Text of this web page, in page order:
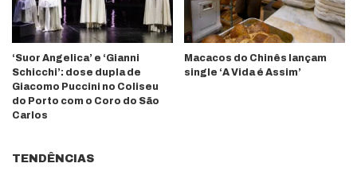
‘Suor Angelica’ e ‘Gianni
Schicchi’: dose dupla de
Giacomo Puccini no Coliseu
do Porto com o Coro do São
Carlos
Macacos do Chinês lançam
single ‘A Vida é Assim’
TENDÊNCIAS